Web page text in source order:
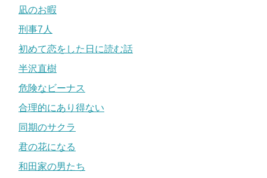
凪のお暇
刑事7人
初めて恋をした日に読む話
半沢直樹
危険なビーナス
合理的にあり得ない
同期のサクラ
君の花になる
和田家の男たち